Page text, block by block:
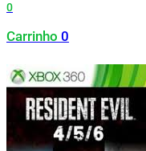
0
Carrinho 0